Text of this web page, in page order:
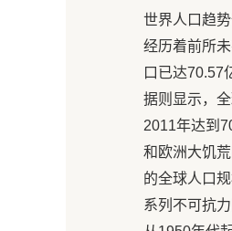
世界人口趋
经历着前所
口已达70.57
据则显示，
2011年达到
和欧洲大饥
的全球人口
系列不可抗